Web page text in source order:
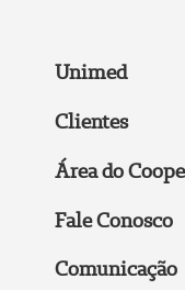
Unimed
Clientes
Área do
Fale Conosco
Comunicação